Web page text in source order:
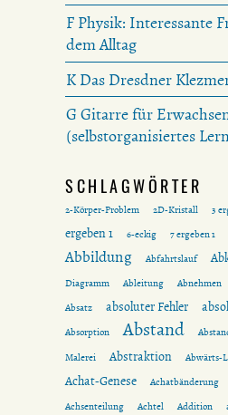
F Physik: Interessante
dem Alltag
K Das Dresdner
G Gitarre für
(selbstorganisiertes
SCHLAGWÖRTER
2-Körper-Problem 2D-Kristall 3
ergeben 1
6-eckig 7 ergeben 1
Abbildung Abfahrtslauf
Diagramm
Ableitung Abnehmen
Absatz
absoluter Fehler
Absorption Abstand
Malerei
Abstraktion Abwärts-
Achat-Genese Achatbänderung
Achsenteilung
Achtel Addition